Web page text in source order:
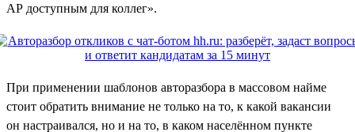
АР доступным для коллег».
При применении шаблонов авторазбора в массовом найме
стоит обратить внимание не только на то, к какой вакансии
он настраивался, но и на то, в каком населённом пункте